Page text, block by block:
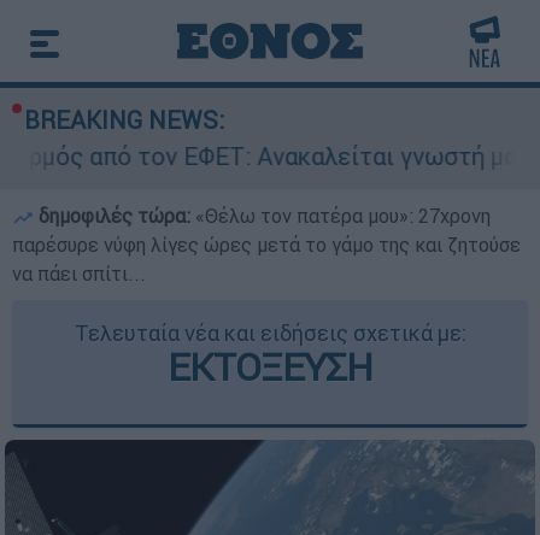
BREAKING NEWS:
ΕΦΕΤ: Ανακαλείται γνωστή μαρμελάδα -
δημοφιλές τώρα: «Θέλω τον πατέρα μου»: 27χρονη
παρέσυρε νύφη λίγες ώρες μετά το γάμο της και ζητούσε
να πάει σπίτι...
Τελευταία νέα και ειδήσεις σχετικά με:
ΕΚΤΟΞΕΥΣΗ